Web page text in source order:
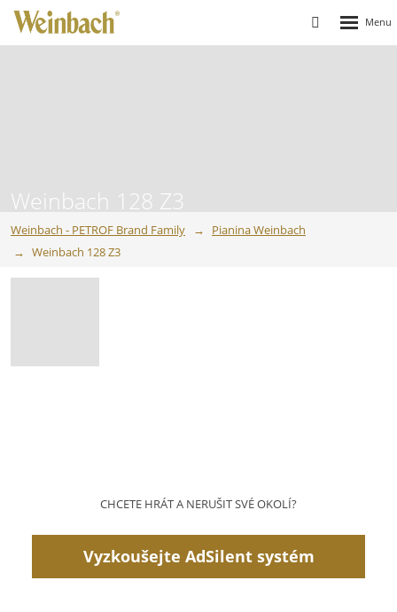
Vyhledávání
menu
Weinbach 128 Z3
Weinbach - PETROF Brand Family
Pianina Weinbach
Weinbach 128 Z3
CHCETE HRÁT A NERUŠIT SVÉ OKOLÍ?
Vyzkoušejte AdSilent systém